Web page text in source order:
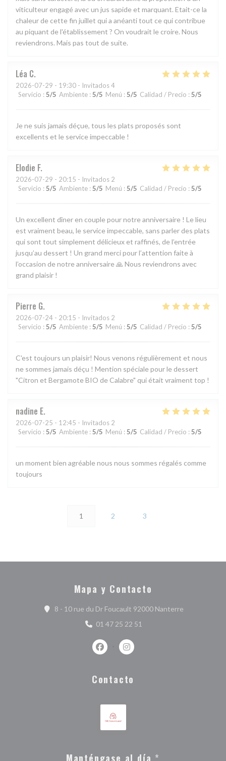
viticulteur engagé avec un jus sapide et marquant. Etait-ce la
chaleur de cette fin juillet qui a anéanti tout ce qui contribue
au piquant de l'établissement ? On voudrait le croire. Nous
reviendrons. Mais pas tout de suite.
Léa C
2026-07-29 - 19:30 - Invitados 4
Servicio : 5/5 Ambiente : 5/5 Menú : 5/5 Calidad / Precio : 5/5
Je ne suis jamais déçue, tous les plats proposés sont
excellents et le service impeccable !
Elodie F
2026-07-29 - 20:15 - Invitados 2
Servicio : 5/5 Ambiente : 5/5 Menú : 5/5 Calidad / Precio : 5/5
Un excellent dîner en couple pour notre anniversaire ! Le lieu
est vraiment beau, le service impeccable, sans parler des plats
qui sont tout simplement délicieux et raffinés, de l’entrée
jusqu’au dessert ! Un grand merci pour l’attention faite à
l’occasion de notre anniversaire 🙏 Nous reviendrons avec
grand plaisir !
Pierre G
2026-07-24 - 20:15 - Invitados 2
Servicio : 5/5 Ambiente : 5/5 Menú : 5/5 Calidad / Precio : 5/5
C'est toujours un plaisir! Nous venons régulièrement et nous
ne sommes jamais déçu ! Mention spéciale pour le dessert
"Citron et Bergamote BIO de Calabre" qui était vraiment top !
nadine E
2026-07-25 - 12:45 - Invitados 2
Servicio : 5/5 Ambiente : 5/5 Menú : 5/5 Calidad / Precio : 5/5
un moment bien agréable nous nous sommes régalés comme
toujours
1 2 3
Mapa y Contacto
8 - 10 rue du Dr Foucault 92000 Nanterre((abre en
01 47 25 22 51
Facebook ((abre en una nueva
Instagram ((abre en una
Contacto
Manténgase al día *